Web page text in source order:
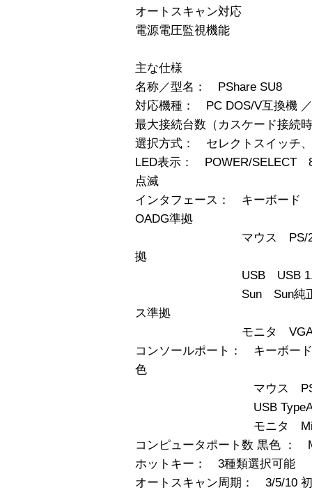
オートスキャン対応
電源電圧監視機能
主な仕様
名称／型名： PShare SU8
対応機種： PC DOS/V互換機
最大接続台数（カスケード接続
選択方式： セレクトスイッチ
LED表示： POWER/SELECT
点滅
インタフェース： キーボード
OADG準拠
マウス PS/2マウス・
拠
USB USB 1.1
Sun Sun純正キーボ
ス準拠
モニタ VGAモニタ
コンソールポート： キーボー
色
マウス PS/2、Mini
USB
モニタ Mini D-SUB
コンピュータポート数 黒色 ：
ホットキー： 3種類選択可能
オートスキャン周期： 3/5/10